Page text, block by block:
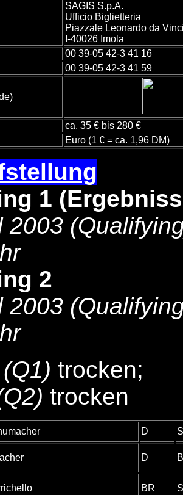
SAGIS S.p.A.
Ufficio Biglietteria
Piazzale Leonardo da
I-40026 Imola
00 39-05 42-3 41 16
00 39-05 42-3 41 59
ca. 35 € bis 280 €
Euro (1 € = ca. 1,96 DM)
1
2003
2
2003
(Q1) trocken;
trocken
D
D
BR